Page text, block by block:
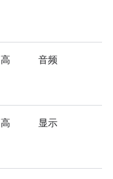
高 音频
高 显示